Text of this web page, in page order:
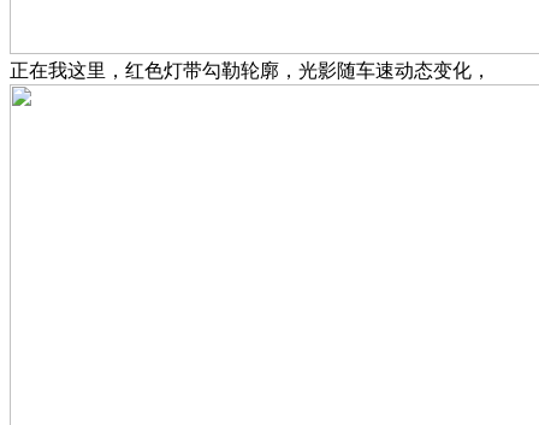
正在我这里，红色灯带勾勒轮廓，光影随车速动态变化，